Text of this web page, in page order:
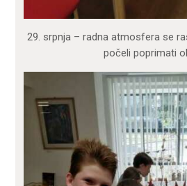
29. srpnja – radna atmosfera se
počeli poprimati